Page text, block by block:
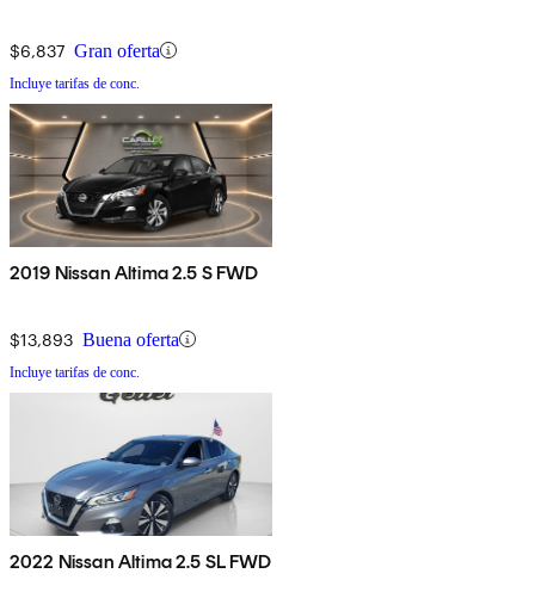
$6,837 Gran oferta
Incluye tarifas de conc.
2019 Nissan Altima 2.5 S FWD
$13,893 Buena oferta
Incluye tarifas de conc.
2022 Nissan Altima 2.5 SL FWD